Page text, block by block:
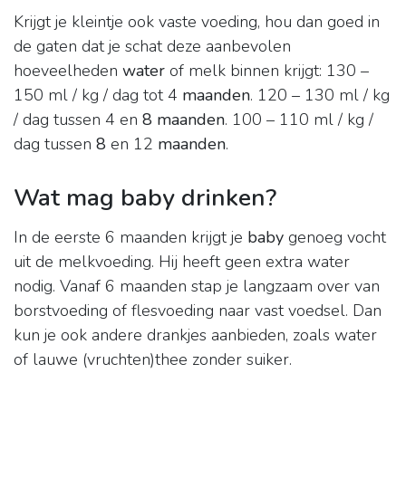
Krijgt je kleintje ook vaste voeding, hou dan goed in
de gaten dat je schat deze aanbevolen
hoeveelheden water of melk binnen krijgt: 130 –
150 ml / kg / dag tot 4 maanden. 120 – 130 ml / kg
/ dag tussen 4 en 8 maanden. 100 – 110 ml / kg /
dag tussen 8 en 12 maanden.
Wat mag baby drinken?
In de eerste 6 maanden krijgt je baby genoeg vocht
uit de melkvoeding. Hij heeft geen extra water
nodig. Vanaf 6 maanden stap je langzaam over van
borstvoeding of flesvoeding naar vast voedsel. Dan
kun je ook andere drankjes aanbieden, zoals water
of lauwe (vruchten)thee zonder suiker.